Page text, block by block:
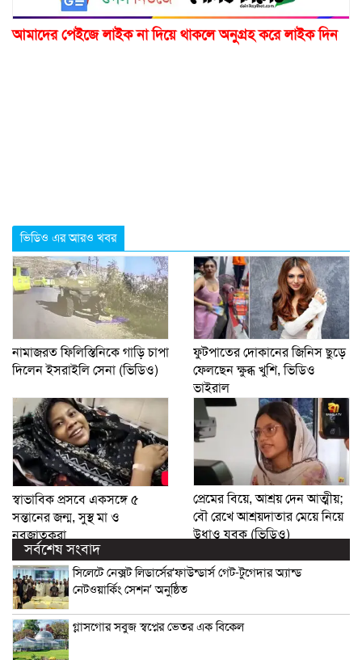
আমাদের পেইজে লাইক না দিয়ে থাকলে অনুগ্রহ করে লাইক দিন
ভিডিও এর আরও খবর
নামাজরত ফিলিস্তিনিকে গাড়ি চাপা
দিলেন ইসরাইলি সেনা (ভিডিও)
ফুটপাতের দোকানের জিনিস ছুড়ে
ফেলছেন ক্ষুব্ধ খুশি, ভিডিও
ভাইরাল
স্বাভাবিক প্রসবে একসঙ্গে ৫
সন্তানের জন্ম, সুস্থ মা ও
নবজাতকরা
প্রেমের বিয়ে, আশ্রয় দেন আত্মীয়;
বৌ রেখে আশ্রয়দাতার মেয়ে নিয়ে
উধাও যুবক (ভিডিও)
সর্বশেষ সংবাদ
সিলেটে নেক্সট লিডার্সের‘ফাউন্ডার্স গেট-টুগেদার অ্যান্ড
নেটওয়ার্কিং সেশন’ অনুষ্ঠিত
গ্লাসগোর সবুজ স্বপ্নের ভেতর এক বিকেল